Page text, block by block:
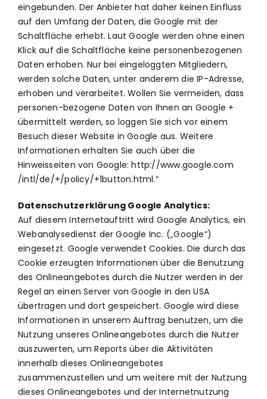
eingebunden. Der Anbieter hat daher keinen Einfluss
auf den Umfang der Daten, die Google mit der
Schaltfläche erhebt. Laut Google werden ohne einen
Klick auf die Schaltfläche keine personenbezogenen
Daten erhoben. Nur bei eingeloggten Mitgliedern,
werden solche Daten, unter anderem die IP-Adresse,
erhoben und verarbeitet. Wollen Sie vermeiden, dass
personen-bezogene Daten von Ihnen an Google +
übermittelt werden, so loggen Sie sich vor einem
Besuch dieser Website in Google aus. Weitere
Informationen erhalten Sie auch über die
Hinweisseiten von Google: http://www.google.com
/intl/de/+/policy/+1button.html.“
Datenschutzerklärung Google Analytics:
Auf diesem Internetauftritt wird Google Analytics, ein
Webanalysedienst der Google Inc. („Google“)
eingesetzt. Google verwendet Cookies. Die durch das
Cookie erzeugten Informationen über die Benutzung
des Onlineangebotes durch die Nutzer werden in der
Regel an einen Server von Google in den USA
übertragen und dort gespeichert. Google wird diese
Informationen in unserem Auftrag benutzen, um die
Nutzung unseres Onlineangebotes durch die Nutzer
auszuwerten, um Reports über die Aktivitäten
innerhalb dieses Onlineangebotes
zusammenzustellen und um weitere mit der Nutzung
dieses Onlineangebotes und der Internetnutzung